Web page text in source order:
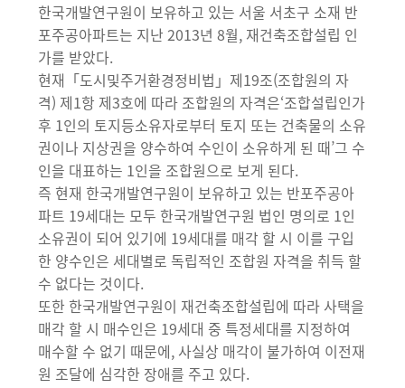
한국개발연구원이 보유하고 있는 서울 서초구 소재 반
포주공아파트는 지난 2013년 8월, 재건축조합설립 인
가를 받았다.
현재「도시및주거환경정비법」제19조(조합원의 자
격) 제1항 제3호에 따라 조합원의 자격은‘조합설립인가
후 1인의 토지등소유자로부터 토지 또는 건축물의 소유
권이나 지상권을 양수하여 수인이 소유하게 된 때’그 수
인을 대표하는 1인을 조합원으로 보게 된다.
즉 현재 한국개발연구원이 보유하고 있는 반포주공아
파트 19세대는 모두 한국개발연구원 법인 명의로 1인
소유권이 되어 있기에 19세대를 매각 할 시 이를 구입
한 양수인은 세대별로 독립적인 조합원 자격을 취득 할
수 없다는 것이다.
또한 한국개발연구원이 재건축조합설립에 따라 사택을
매각 할 시 매수인은 19세대 중 특정세대를 지정하여
매수할 수 없기 때문에, 사실상 매각이 불가하여 이전재
원 조달에 심각한 장애를 주고 있다.